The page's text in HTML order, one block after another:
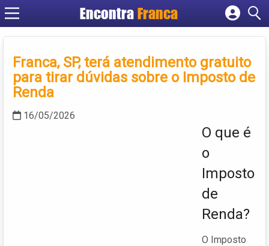
Encontra Franca
Cadastrar empresa
Criar conta
Franca, SP, terá atendimento gratuito
para tirar dúvidas sobre o Imposto de
Renda
16/05/2026
O que é
o
Imposto
de
Renda?
O Imposto